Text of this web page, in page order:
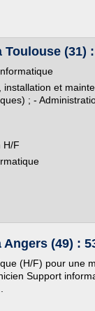
(31) :
et
; -
H/F
(49) :
(H/F) pour une
Support